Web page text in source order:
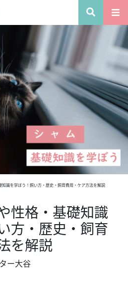
知識を学ぼう！飼い方・歴史・飼育費用・ケア方法を解説
性格・基礎知識
方・歴史・飼育
を解説
ー大谷